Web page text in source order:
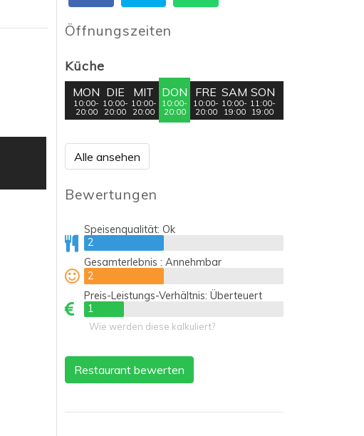
Öffnungszeiten
Küche
MON
10:00-
20:00
DIE
10:00-
20:00
MIT
10:00-
20:00
DON
10:00-
20:00
FRE
10:00-
20:00
SAM
10:00-
19:00
SON
11:00-
19:00
Alle ansehen
Bewertungen
Speisenqualität:Ok
2
2
Gesamterlebnis :Annehmbar
2
2
Preis-Leistungs-Verhältnis:Überteuert
1
1
Wie werden diese kalkuliert?
Restaurant bewerten